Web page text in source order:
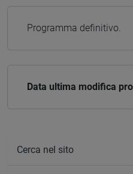
Programma definitivo.
Data ultima modifica
Cerca nel sito